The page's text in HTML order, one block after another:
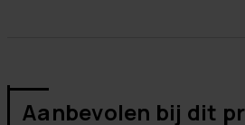
Aanbevolen bij dit